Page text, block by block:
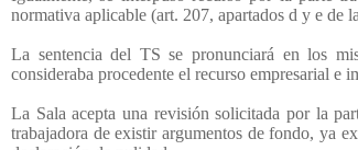
normativa aplicable (art. 207, apartados d y e de
La sentencia del TS se pronunciará en los
consideraba procedente el recurso empresarial e
La Sala acepta una revisión solicitada por la
trabajadora de existir argumentos de fondo, ya